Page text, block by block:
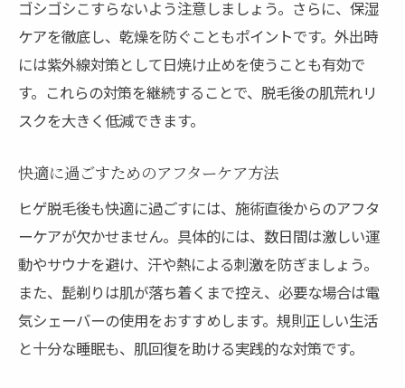
ゴシゴシこすらないよう注意しましょう。さらに、保湿
ケアを徹底し、乾燥を防ぐこともポイントです。外出時
には紫外線対策として日焼け止めを使うことも有効で
す。これらの対策を継続することで、脱毛後の肌荒れリ
スクを大きく低減できます。
快適に過ごすためのアフターケア方法
ヒゲ脱毛後も快適に過ごすには、施術直後からのアフタ
ーケアが欠かせません。具体的には、数日間は激しい運
動やサウナを避け、汗や熱による刺激を防ぎましょう。
また、髭剃りは肌が落ち着くまで控え、必要な場合は電
気シェーバーの使用をおすすめします。規則正しい生活
と十分な睡眠も、肌回復を助ける実践的な対策です。